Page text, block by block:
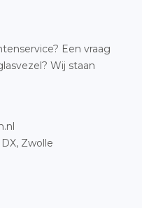
Een vraag
Wij staan
Zwolle